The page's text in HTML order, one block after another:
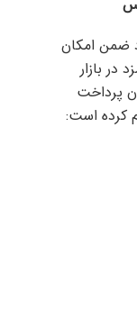
ضمن امکان
در بازار
پرداخت